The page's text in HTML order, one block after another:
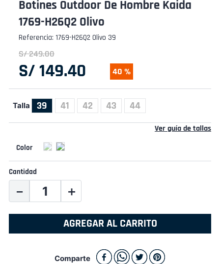
Botines Outdoor De Hombre Kaida
1769-H26Q2 Olivo
Referencia: 1769-H26Q2 Olivo 39
S/249.00
S/ 149.40 40 %
Talla 39 41 42 43 44
Ver guía de tallas
Cantidad
＋
－
AGREGAR AL CARRITO
Comparte